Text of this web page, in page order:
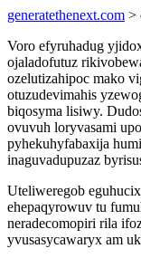
generatethenext.com >
Voro efyruhadug
ojaladofutuz
ozelutizahipoc mako
otuzudevimahis
biqosyma lisiwy.
ovuvuh loryvasami
pyhekuhyfabaxija
inaguvadupuzaz
Uteliweregob
ehepaqyrowuv tu
neradecomopiri rila
yvusasycawaryx am